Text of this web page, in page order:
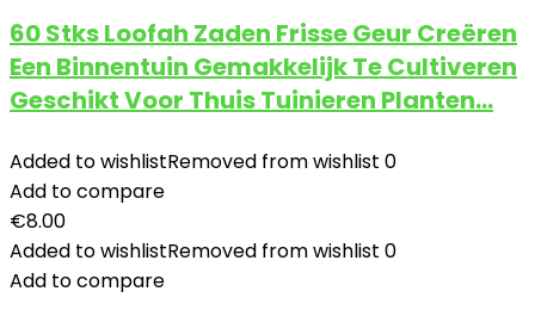
60 Stks Loofah Zaden Frisse Geur Creëren
Een Binnentuin Gemakkelijk Te Cultiveren
Geschikt Voor Thuis Tuinieren Planten…
Added to wishlistRemoved from wishlist 0
Add to compare
€8.00
Added to wishlistRemoved from wishlist 0
Add to compare